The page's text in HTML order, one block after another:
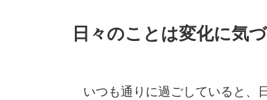
日々のことは変化に気
いつも通りに過ごしていると、